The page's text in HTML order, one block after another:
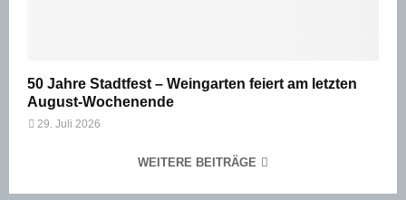
50 Jahre Stadtfest – Weingarten feiert am letzten
August-Wochenende
29. Juli 2026
WEITERE BEITRÄGE